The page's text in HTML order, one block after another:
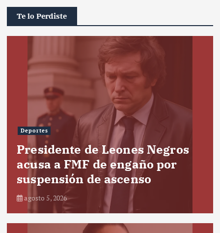
Te lo Perdiste
Deportes
Presidente de Leones Negros
acusa a FMF de engaño por
suspensión de ascenso
agosto 5, 2026